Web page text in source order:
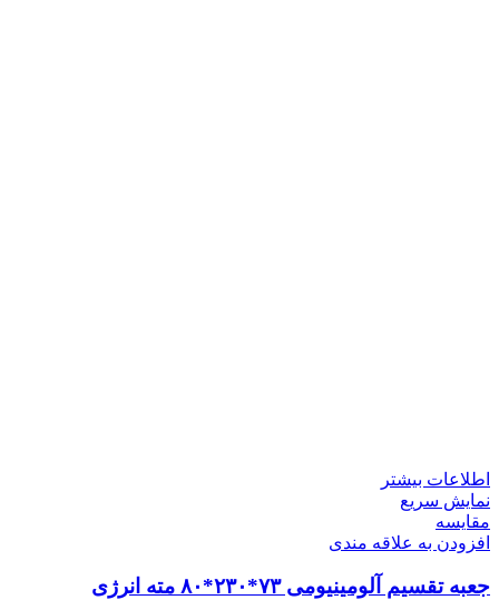
اطلاعات بیشتر
نمایش سریع
مقايسه
افزودن به علاقه مندی
جعبه تقسیم آلومینیومی ۷۳*۲۳۰*۸۰ مته انرژی